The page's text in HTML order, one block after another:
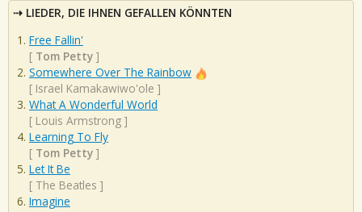
LIEDER, DIE IHNEN GEFALLEN KÖNNTEN
Free Fallin'
[ Tom Petty ]
Somewhere Over The Rainbow
[ Israel Kamakawiwo'ole ]
What A Wonderful World
[ Louis Armstrong ]
Learning To Fly
[ Tom Petty ]
Let It Be
[ The Beatles ]
Imagine